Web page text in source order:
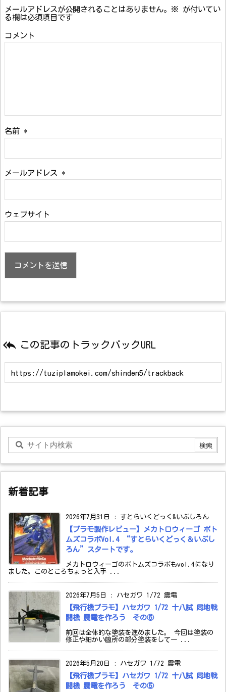
メールアドレスが公開されることはありません。 ※ が付いてい
る欄は必須項目です
コメント
名前 *
メールアドレス *
ウェブサイト
 この記事のトラックバックURL
新着記事
2026年7月31日 : すとらいくどっく&いぷしろん
【プラモ製作レビュー】メカトロウィーゴ ボト
ムズコラボVol.4 “すとらいくどっく＆いぷし
ろん”スタートです。
メカトロウィーゴのボトムズコラボもvol.4になり
ました。このところちょっと入手 ...
2026年7月5日 : ハセガワ 1/72 震電
【飛行機プラモ】ハセガワ 1/72 十八試 局地戦
闘機 震電を作ろう その⑥
前回は全体的な塗装を進めました。 今回は塗装の
修正や細かい箇所の部分塗装をして一 ...
2026年5月20日 : ハセガワ 1/72 震電
【飛行機プラモ】ハセガワ 1/72 十八試 局地戦
闘機 震電を作ろう その⑤